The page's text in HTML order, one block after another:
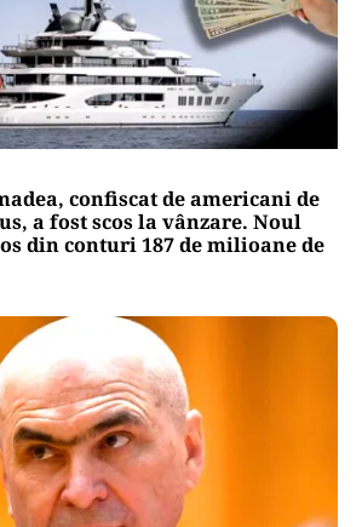
confiscat de americani de
a fost scos la vânzare. Noul
din conturi 187 de milioane de